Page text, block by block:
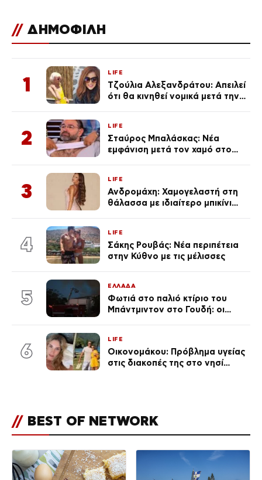
// ΔΗΜΟΦΙΛΗ
1
LIFE
Τζούλια Αλεξανδράτου: Απειλεί
ότι θα κινηθεί νομικά μετά την
2
LIFE
Σταύρος Μπαλάσκας: Νέα
εμφάνιση μετά τον χαμό στο
3
LIFE
Ανδρομάχη: Χαμογελαστή στη
θάλασσα με ιδιαίτερο μπικίνι
4
LIFE
Σάκης Ρουβάς: Νέα περιπέτεια
στην Κύθνο με τις μέλισσες
5
ΕΛΛΑΔΑ
Φωτιά στο παλιό κτίριο του
Μπάντμιντον στο Γουδή: οι
πλήθος ελλείψεων και σοβαρών
κενών»
6
LIFE
Οικονομάκου: Πρόβλημα υγείας
στις διακοπές της στο νησί
// BEST OF NETWORK